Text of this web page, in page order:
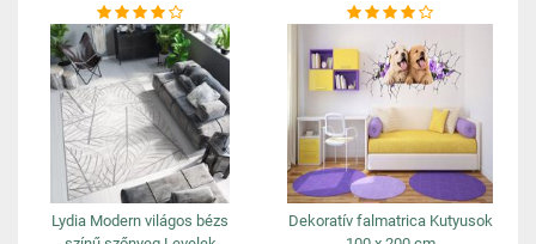
Lydia Modern világos bézs
Dekoratív falmatrica Kutyusok